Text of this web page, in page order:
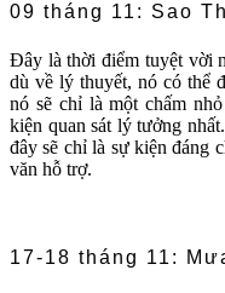
09 tháng 11: Sao
Đây là thời điểm tuyệt vời
dù về lý thuyết, nó có thể
nó sẽ chỉ là một chấm
kiện quan sát lý tưởng
đây sẽ chỉ là sự kiện đáng
văn hỗ trợ.
17-18 tháng 11: